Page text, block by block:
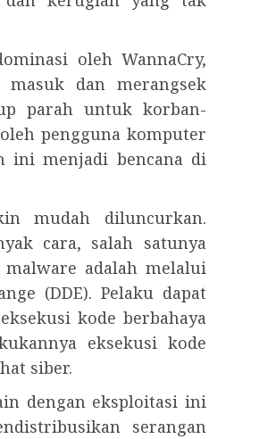
oleh WannaCry,
masuk dan merangsek
parah untuk korban-
pengguna komputer
ini menjadi bencana di
mudah diluncurkan.
cara, salah satunya
adalah melalui
(DDE). Pelaku dapat
kode berbahaya
eksekusi kode
siber.
dengan eksploitasi ini
serangan